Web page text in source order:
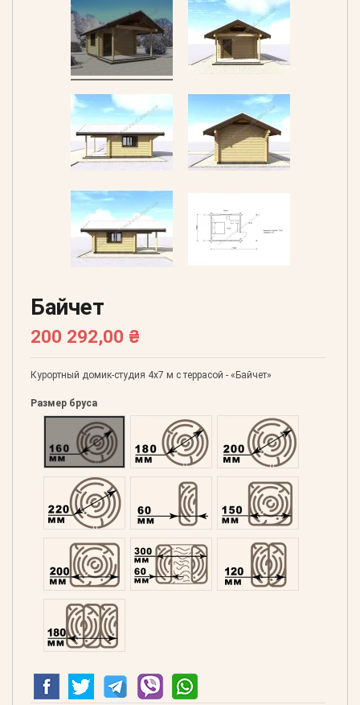
Байчет
200 292,00 ₴
Курортный домик-студия 4х7 м с террасой - «Байчет»
Размер бруса
Оцилиндрованний 160Оцилиндрованний 180Оцилиндрованний
Оцилиндрованний 220Профилированний 60Профилированний
Профилированний 200Двойной 300 Клееный 120
Клееный 180